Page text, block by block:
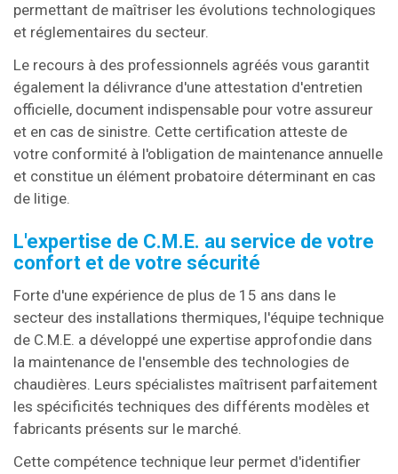
permettant de maîtriser les évolutions technologiques
et réglementaires du secteur.
Le recours à des professionnels agréés vous garantit
également la délivrance d'une attestation d'entretien
officielle, document indispensable pour votre assureur
et en cas de sinistre. Cette certification atteste de
votre conformité à l'obligation de maintenance annuelle
et constitue un élément probatoire déterminant en cas
de litige.
L'expertise de C.M.E. au service de votre
confort et de votre sécurité
Forte d'une expérience de plus de 15 ans dans le
secteur des installations thermiques, l'équipe technique
de C.M.E. a développé une expertise approfondie dans
la maintenance de l'ensemble des technologies de
chaudières. Leurs spécialistes maîtrisent parfaitement
les spécificités techniques des différents modèles et
fabricants présents sur le marché.
Cette compétence technique leur permet d'identifier